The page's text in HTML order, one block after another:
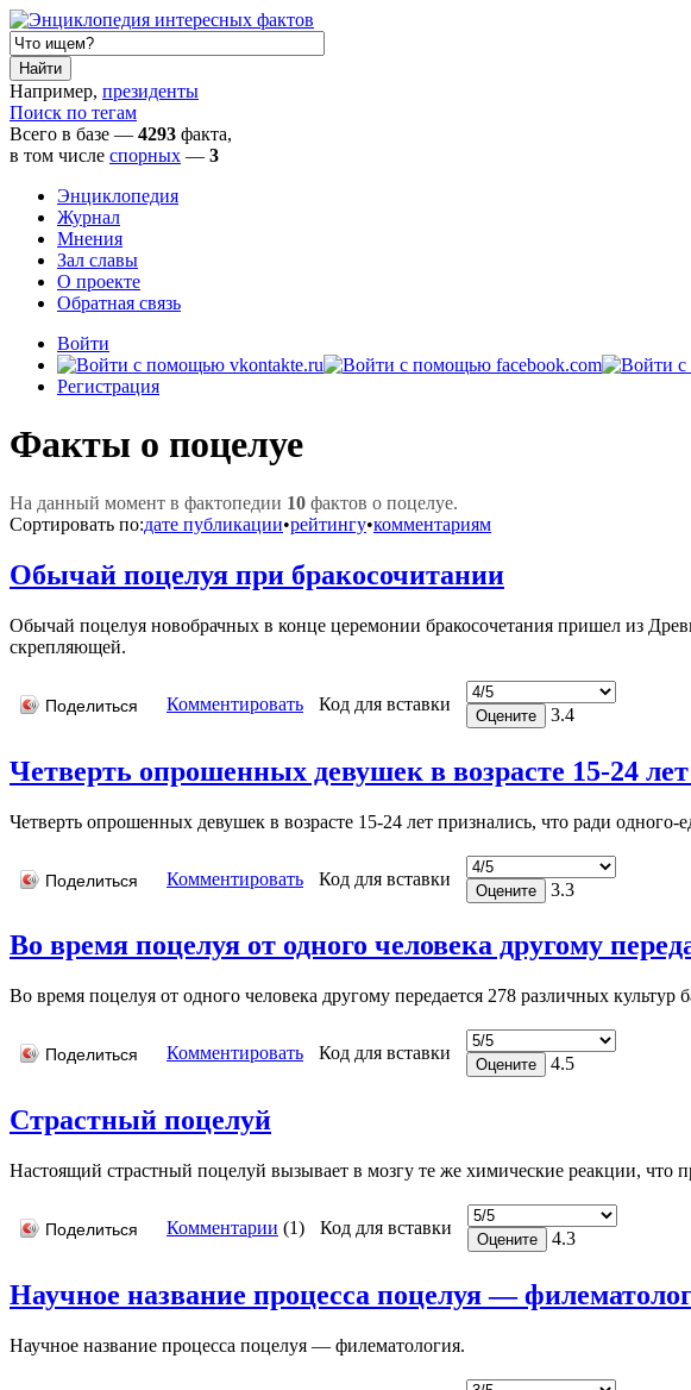
Например, президенты
Поиск по тегам
Всего в базе — 4293 факта,
в том числе спорных — 3
Энциклопедия
Журнал
Мнения
Зал славы
О проекте
Обратная связь
Войти
Регистрация
Факты о поцелуе
На данный момент в фактопедии 10 фактов о поцелуе.
Сортировать по:дате публикации•рейтингу•комментариям
Обычай поцелуя при бракосочитании
Обычай поцелуя новобрачных в конце церемонии бракосочетания пришел из
скрепляющей.
Поделиться Комментировать Код для вставки
3.4
Четверть опрошенных девушек в возрасте 15-24
Четверть опрошенных девушек в возрасте 15-24 лет признались, что ради
Поделиться Комментировать Код для вставки
3.3
Во время поцелуя от одного человека другому
Во время поцелуя от одного человека другому передается 278 различных
Поделиться Комментировать Код для вставки
4.5
Страстный поцелуй
Настоящий страстный поцелуй вызывает в мозгу те же химические реакции, что
Поделиться Комментарии (1) Код для вставки
4.3
Научное название процесса поцелуя —
Научное название процесса поцелуя — филематология.